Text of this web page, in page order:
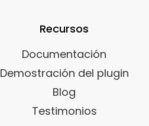
Recursos
Documentación
Demostración del plugin
Blog
Testimonios